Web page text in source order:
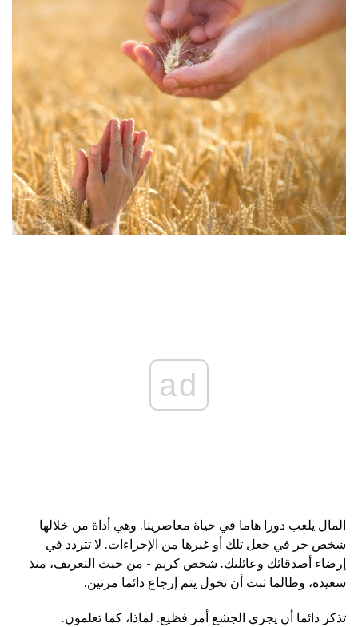
ad
المال يلعب دورا هاما في حياة معاصرينا. وهي أداة من خلالها
شخص حر في جعل تلك أو غيرها من الإجراءات. لا تتردد في
إرضاء أصدقائك وعائلتك. شخص كريم - من حيث التعريف، منذ
سعيدة، وطالما ثبت أن تخول يتم إرجاع دائما مرتين.
تذكر دائما أن يجري الجشع أمر فظيع. لماذا، كما تعلمون.